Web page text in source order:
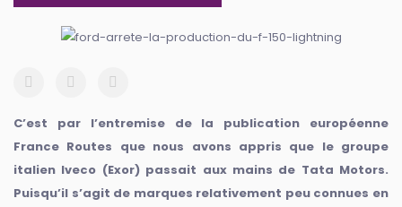
C’est par l’entremise de la publication européenne
France Routes que nous avons appris que le groupe
italien Iveco (Exor) passait aux mains de Tata Motors.
Puisqu’il s’agit de marques relativement peu connues en